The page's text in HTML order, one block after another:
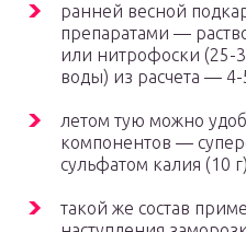
ранней весной
препаратами —
или нитрофоски (25-
воды) из расчета —
летом тую можно
компонентов —
сульфатом калия (10
такой же состав